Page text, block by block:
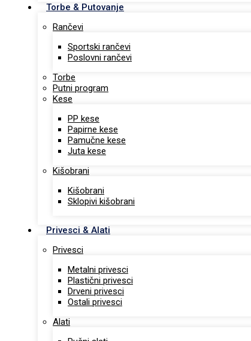
Torbe & Putovanje
Rančevi
Sportski rančevi
Poslovni rančevi
Torbe
Putni program
Kese
PP kese
Papirne kese
Pamučne kese
Juta kese
Kišobrani
Kišobrani
Sklopivi kišobrani
Privesci & Alati
Privesci
Metalni privesci
Plastični privesci
Drveni privesci
Ostali privesci
Alati